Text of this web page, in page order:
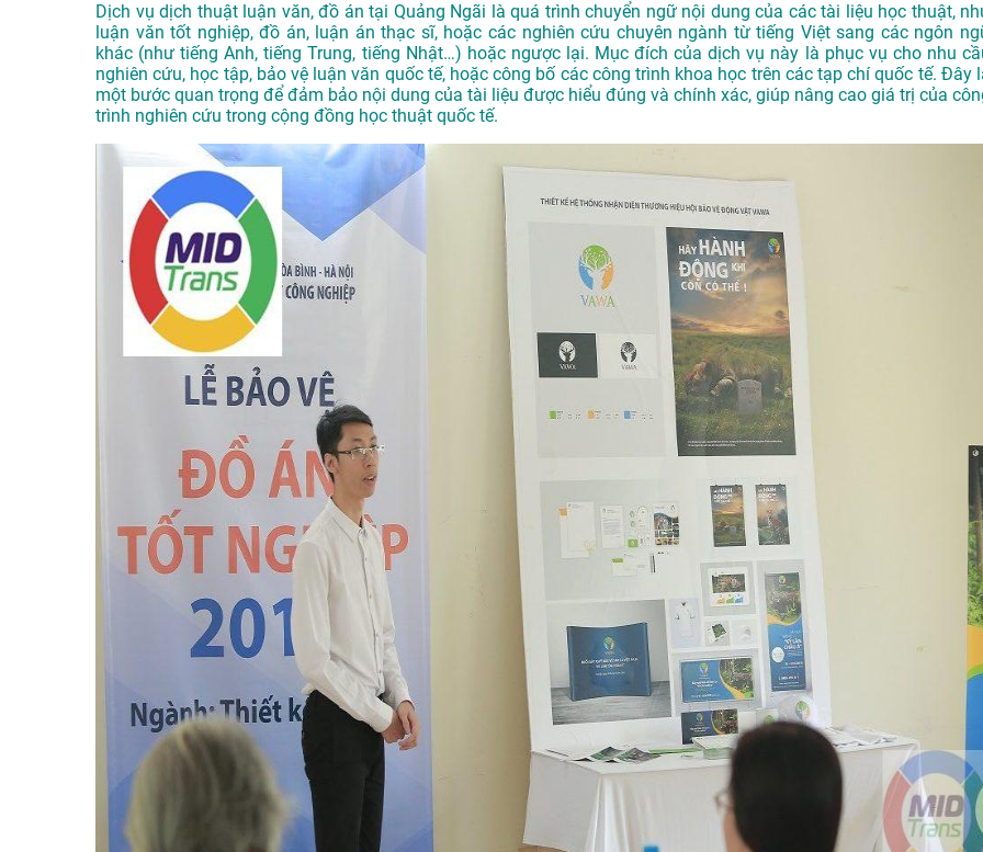
Dịch vụ dịch thuật luận văn, đồ án tại Quảng Ngãi là quá trình chuyển ngữ nội dung của các tài liệu học thuật,
luận văn tốt nghiệp, đồ án, luận án thạc sĩ, hoặc các nghiên cứu chuyên ngành từ tiếng Việt sang các ngôn
khác (như tiếng Anh, tiếng Trung, tiếng Nhật…) hoặc ngược lại. Mục đích của dịch vụ này là phục vụ cho nhu
nghiên cứu, học tập, bảo vệ luận văn quốc tế, hoặc công bố các công trình khoa học trên các tạp chí quốc tế. Đây
một bước quan trọng để đảm bảo nội dung của tài liệu được hiểu đúng và chính xác, giúp nâng cao giá trị của
trình nghiên cứu trong cộng đồng học thuật quốc tế.